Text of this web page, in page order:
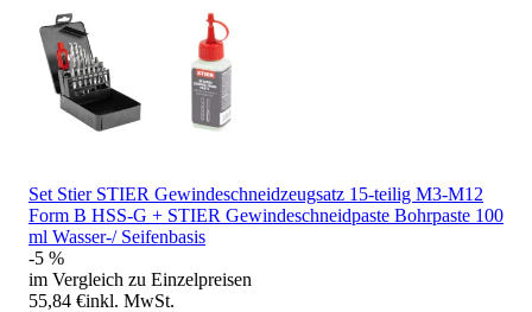
Set Stier STIER Gewindeschneidzeugsatz 15-teilig M3-M12
Form B HSS-G + STIER Gewindeschneidpaste Bohrpaste 100
ml Wasser-/ Seifenbasis
-5 %
im Vergleich zu Einzelpreisen
55,84 €inkl. MwSt.